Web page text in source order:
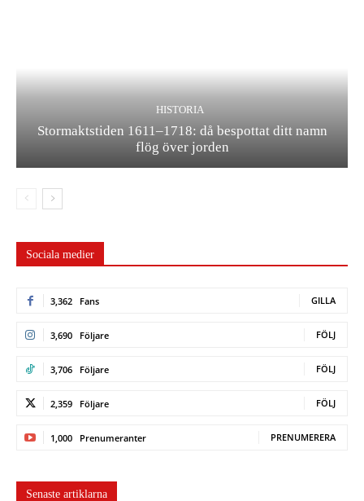
HISTORIA
Stormaktstiden 1611–1718: då bespottat ditt namn
flög över jorden
Sociala medier
3,362 Fans GILLA
3,690 Följare FÖLJ
3,706 Följare FÖLJ
2,359 Följare FÖLJ
1,000 Prenumeranter PRENUMERERA
Senaste artiklarna